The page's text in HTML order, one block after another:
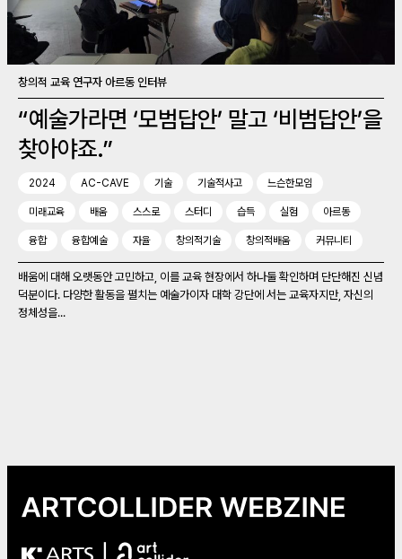
창의적 교육 연구자 아르동 인터뷰
“예술가라면 ‘모범답안’ 말고 ‘비범답안’을
찾아야죠.”
2024 AC-CAVE 기술 기술적사고 느슨한모임
미래교육 배움 스스로 스터디 습득 실험 아르동
융합 융합예술 자율 창의적기술 창의적배움 커뮤니티
배움에 대해 오랫동안 고민하고, 이를 교육 현장에서 하나둘 확인하며 단단해진 신념
덕분이다. 다양한 활동을 펼치는 예술가이자 대학 강단에 서는 교육자지만, 자신의
정체성을...